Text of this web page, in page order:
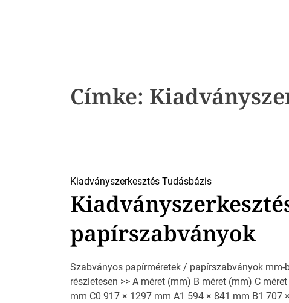
Címke:
Kiadványszerkesztés Tudásbázis
papírszabványok
Szabványos papírméretek / papírszabványok
részletesen >> A méret (mm) B méret (mm) C
mm C0 917 × 1297 mm A1 594 × 841 mm B1 707